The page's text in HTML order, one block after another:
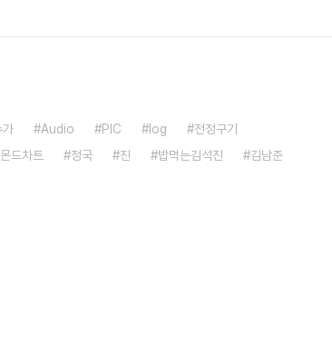
가 Audio PIC log
전정구기
드차트 정국 진 밥먹는김석진
김남준